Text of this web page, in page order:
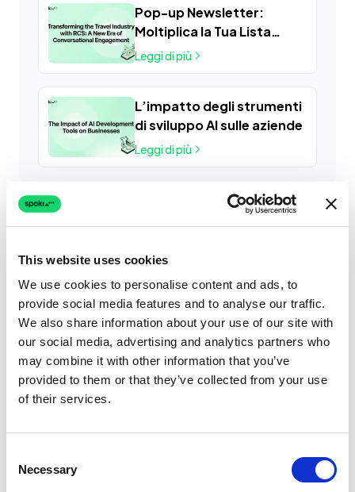
This website uses cookies
We use cookies to personalise content and ads, to
provide social media features and to analyse our traffic.
We also share information about your use of our site with
our social media, advertising and analytics partners who
may combine it with other information that you’ve
provided to them or that they’ve collected from your use
of their services.
Selection
Necessary
Pop-up Newsletter:
Moltiplica la Tua Lista
Contatti e Coinvolgi i Tuoi
Prospect su WhatsApp
con Spoki
Leggi di più
L’impatto degli strumenti
di sviluppo AI sulle aziende
Leggi di più